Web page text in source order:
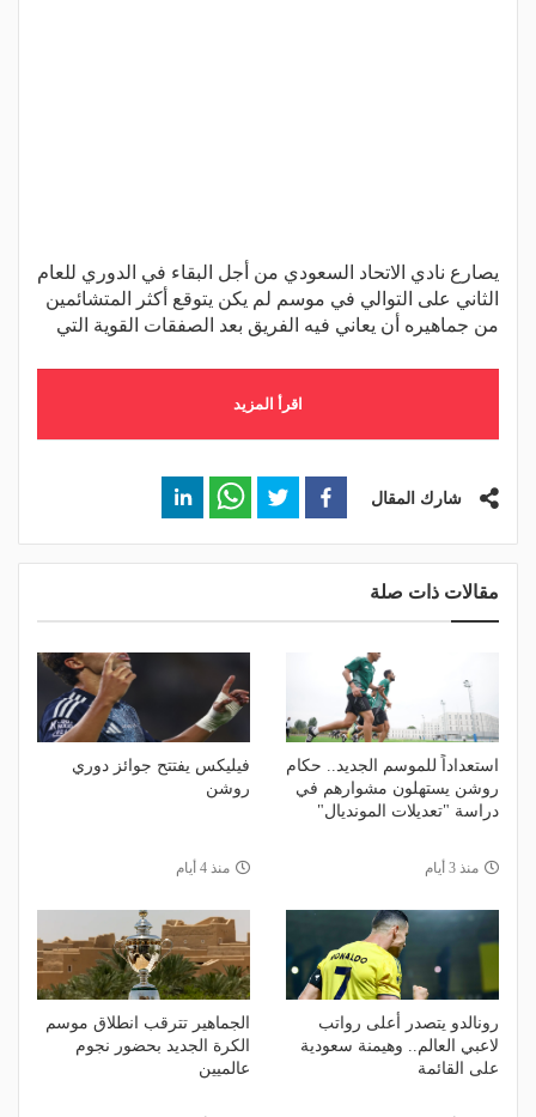
يصارع نادي الاتحاد السعودي من أجل البقاء في الدوري للعام
الثاني على التوالي في موسم لم يكن يتوقع أكثر المتشائمين
من جماهيره أن يعاني فيه الفريق بعد الصفقات القوية التي
اقرأ المزيد
شارك المقال
مقالات ذات صلة
استعداداً للموسم الجديد.. حكام
روشن يستهلون مشوارهم في
دراسة "تعديلات المونديال"
منذ 3 أيام
فيليكس يفتتح جوائز دوري
روشن
منذ 4 أيام
رونالدو يتصدر أعلى رواتب
لاعبي العالم.. وهيمنة سعودية
على القائمة
الجماهير تترقب انطلاق موسم
الكرة الجديد بحضور نجوم
عالميين